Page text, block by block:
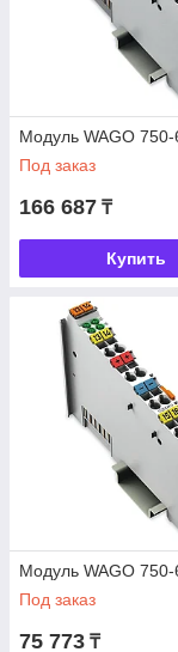
Модуль WAGO 750-
Под заказ
166 687 ₸
Купить
Модуль WAGO 750-
Под заказ
75 773 ₸